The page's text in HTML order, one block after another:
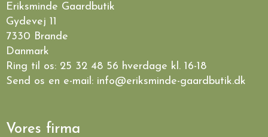
Eriksminde Gaardbutik
Gydevej 11
7330 Brande
Danmark
Ring til os: 25 32 48 56 hverdage kl. 16-18
Send os en e-mail: info@eriksminde-gaardbutik.dk
Vores firma